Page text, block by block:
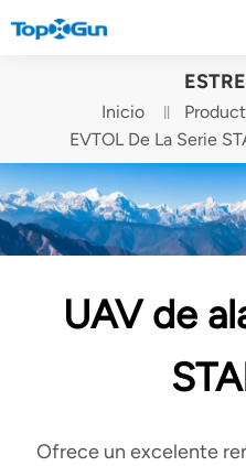
CONTÁCTENOS
English
Español
Русский
Türkçe
Inicio
EVTOL De La Serie
UAV de
Ofrece un excelente